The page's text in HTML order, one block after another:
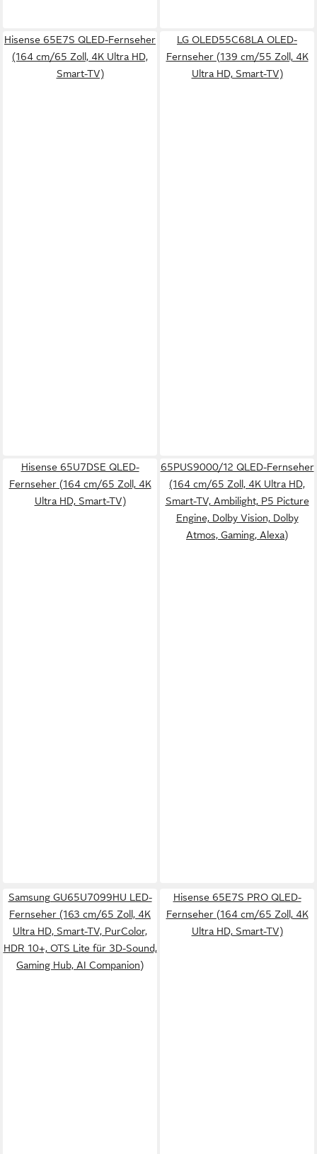
Hisense 65E7S QLED-Fernseher
(164 cm/65 Zoll, 4K Ultra HD,
Smart-TV)
LG OLED55C68LA OLED-
Fernseher (139 cm/55 Zoll, 4K
Ultra HD, Smart-TV)
Hisense 65U7DSE QLED-
Fernseher (164 cm/65 Zoll, 4K
Ultra HD, Smart-TV)
65PUS9000/12 QLED-Fernseher
(164 cm/65 Zoll, 4K Ultra HD,
Smart-TV, Ambilight, P5 Picture
Engine, Dolby Vision, Dolby
Atmos, Gaming, Alexa)
Samsung GU65U7099HU LED-
Fernseher (163 cm/65 Zoll, 4K
Ultra HD, Smart-TV, PurColor,
HDR 10+, OTS Lite für 3D-Sound,
Gaming Hub, AI Companion)
Hisense 65E7S PRO QLED-
Fernseher (164 cm/65 Zoll, 4K
Ultra HD, Smart-TV)